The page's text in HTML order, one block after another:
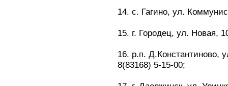
14. с. Гагино, ул.
15. г. Городец, ул. Новая,
16. р.п. Д.Константиново,
8(83168) 5-15-00;